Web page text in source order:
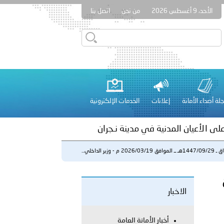
الأحد، 9 أغسطس 2026 من نحن اتصل بنا
أصداء الأمانة إعلانات الخدمات الإلكترونية
تنظم حملة للتبرع بالدم في منطقة الظفرة تعزيزا للمسؤولية
الأعيان المدنية في مدينة نـجران
عشر للمسؤولين عن الأمن السياحي 2026.
2026/03/19 م - وزير الداخلي...
الاخبار
أخبار الأمانة العامة